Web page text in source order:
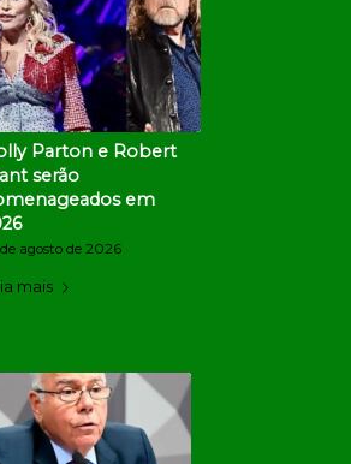
Parton e Robert
serão
em
agosto de 2026
mais